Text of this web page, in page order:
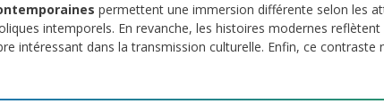
permettent une immersion différente selon les
intemporels. En revanche, les histoires modernes
intéressant dans la transmission culturelle. Enfin, ce